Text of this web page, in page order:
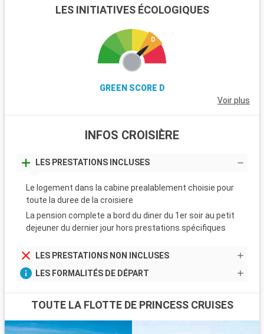
LES INITIATIVES ÉCOLOGIQUES
GREEN SCORE D
Voir plus
INFOS CROISIÈRE
LES PRESTATIONS INCLUSES
Le logement dans la cabine prealablement choisie pour
toute la duree de la croisiere
La pension complete a bord du diner du 1er soir au petit
dejeuner du dernier jour hors prestations spécifiques
LES PRESTATIONS NON INCLUSES
LES FORMALITÉS DE DÉPART
TOUTE LA FLOTTE DE PRINCESS CRUISES